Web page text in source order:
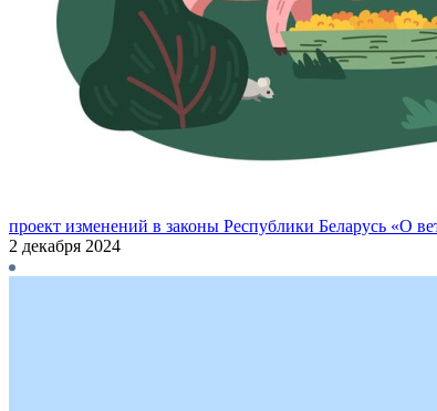
проект изменений в законы Республики Беларусь «О
2 декабря 2024